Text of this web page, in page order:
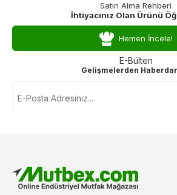
Satın Alma Rehberi
İhtiyacınız Olan Ürünü
Hemen İncele!
E-Bülten
Gelişmelerden